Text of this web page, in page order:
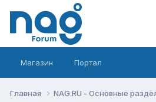
Магазин Портал
Главная NAG.RU - Основные